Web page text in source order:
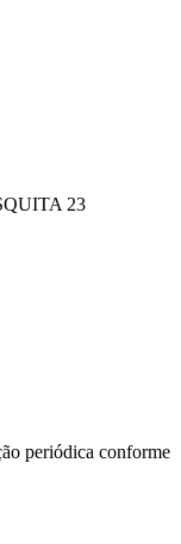
23
periódica conforme